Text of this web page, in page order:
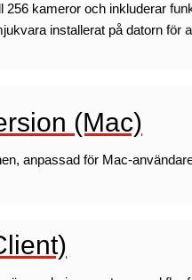
kameror och inkluderar
installerat på datorn för
(Mac)
anpassad för Mac-